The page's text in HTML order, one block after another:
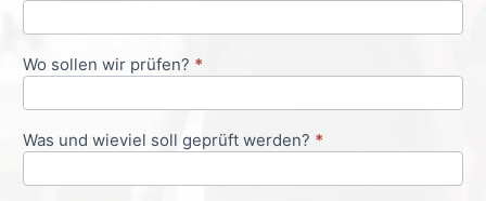
Wo sollen wir prüfen? *
Was und wieviel soll geprüft werden? *